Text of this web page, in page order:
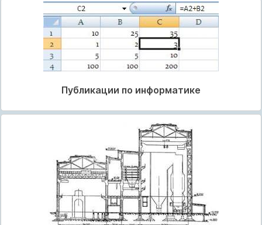
Публикации по информатике